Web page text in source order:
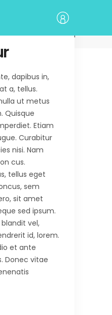
dapibus in,
a, tellus.
ut metus
Quisque
Etiam
Curabitur
nisi. Nam
cus.
tellus eget
sem
sit amet
sed ipsum.
vel,
id, lorem.
et ante
Donec vitae